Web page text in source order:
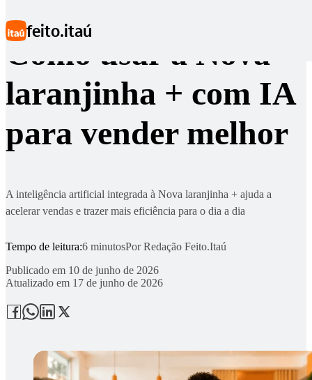
feito.itaú
Como usar a Nova
laranjinha + com IA
para vender melhor
A inteligência artificial integrada à Nova laranjinha + ajuda a
acelerar vendas e trazer mais eficiência para o dia a dia
Tempo de leitura:6 minutosPorRedação Feito.Itaú
Publicado em 10 de junho de 2026
Atualizado em 17 de junho de 2026